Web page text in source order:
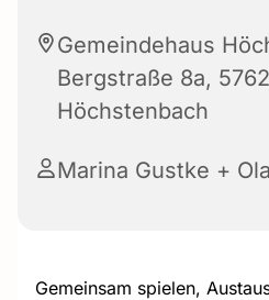
Gemeindehaus
Bergstraße 8a,
Höchstenbach
Marina Gustke +
Gemeinsam spielen,